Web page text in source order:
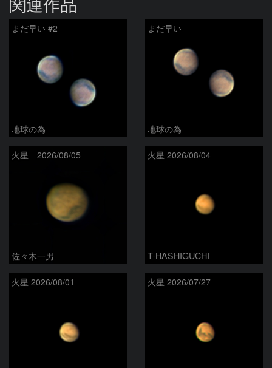
まだ早い #2
地球の為
まだ早い
地球の為
火星 2026/08/05
佐々木一男
火星 2026/08/04
T-HASHIGUCHI
火星 2026/08/01 火星 2026/07/27